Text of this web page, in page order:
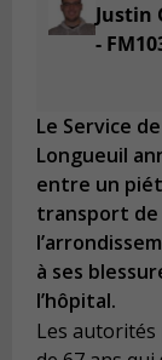
Justin
-
Le Service
Longueuil
entre un
transport de
à ses
l’hôpital.
Les autorités